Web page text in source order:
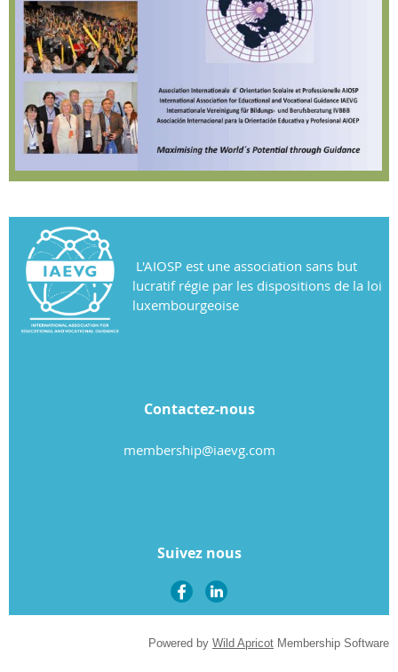
L'AIOSP est une association sans but
lucratif régie par les dispositions de la loi
luxembourgeoise
Contactez-nous
membership@iaevg.com
Suivez nous
Powered by Wild Apricot Membership Software